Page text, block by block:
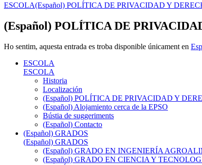
ESCOLA(Español) POLÍTICA DE PRIVACIDAD Y
(Español) POLÍTICA DE
Ho sentim, aquesta entrada es troba disponible únicament en
ESCOLA
ESCOLA
Historia
Localización
(Español) POLÍTICA DE PRIVACIDAD Y
(Español) Alojamiento cerca de la EPSO
Bústia de suggeriments
(Español) Contacto
(Español) GRADOS
(Español) GRADOS
(Español) GRADO EN INGENIERÍA
(Español) GRADO EN CIENCIA Y